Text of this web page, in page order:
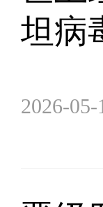
坦病
2026-05-